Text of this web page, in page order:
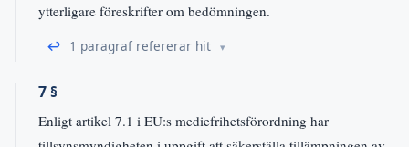
ytterligare föreskrifter om bedömningen.
↩ 1 paragraf refererar hit
7 §
Enligt artikel 7.1 i EU:s mediefrihetsförordning har